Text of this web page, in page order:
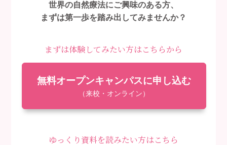
世界の自然療法にご興味のある方、
まずは第一歩を踏み出してみませんか？
まずは体験してみたい方はこちらから
無料オープンキャンパスに申し込む
（来校・オンライン）
ゆっくり資料を読みたい方はこちら